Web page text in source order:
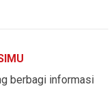
berbagi informasi